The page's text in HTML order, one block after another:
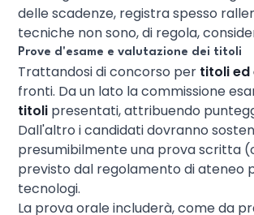
delle scadenze, registra spesso
tecniche non sono, di regola,
Prove d'esame e valutazione dei titoli
Trattandosi di concorso per titoli ed
fronti. Da un lato la commissione
titoli presentati, attribuendo
Dall'altro i candidati dovranno
presumibilmente una prova scritta
previsto dal regolamento di ateneo
tecnologi.
La prova orale includerà, come da